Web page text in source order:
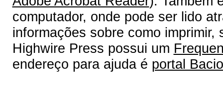
computador, onde pode ser lido
informações sobre como
Highwire Press possui um
endereço para ajuda é portal